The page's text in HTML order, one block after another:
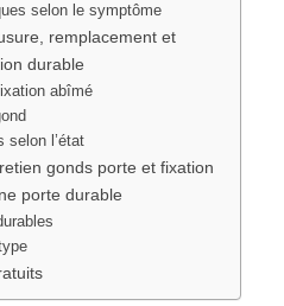
selon le symptôme
remplacement et
durable
abîmé
selon l’état
gonds porte et fixation
porte durable